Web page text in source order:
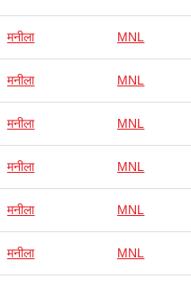
मनीला MNL
मनीला MNL
मनीला MNL
मनीला MNL
मनीला MNL
मनीला MNL